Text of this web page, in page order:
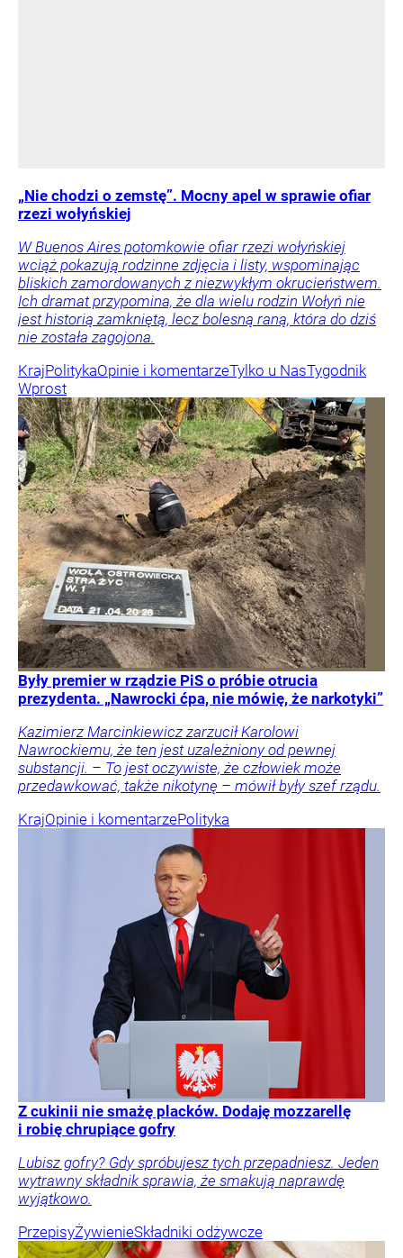
„Nie chodzi o zemstę”. Mocny apel w sprawie ofiar
rzezi wołyńskiej
W Buenos Aires potomkowie ofiar rzezi wołyńskiej
wciąż pokazują rodzinne zdjęcia i listy, wspominając
bliskich zamordowanych z niezwykłym okrucieństwem.
Ich dramat przypomina, że dla wielu rodzin Wołyń nie
jest historią zamkniętą, lecz bolesną raną, która do dziś
nie została zagojona.
KrajPolitykaOpinie i komentarzeTylko u NasTygodnik
Wprost
Były premier w rządzie PiS o próbie otrucia
prezydenta. „Nawrocki ćpa, nie mówię, że narkotyki”
Kazimierz Marcinkiewicz zarzucił Karolowi
Nawrockiemu, że ten jest uzależniony od pewnej
substancji. – To jest oczywiste, że człowiek może
przedawkować, także nikotynę – mówił były szef rządu.
KrajOpinie i komentarzePolityka
Z cukinii nie smażę placków. Dodaję mozzarellę
i robię chrupiące gofry
Lubisz gofry? Gdy spróbujesz tych przepadniesz. Jeden
wytrawny składnik sprawia, że smakują naprawdę
wyjątkowo.
PrzepisyŻywienieSkładniki odżywcze